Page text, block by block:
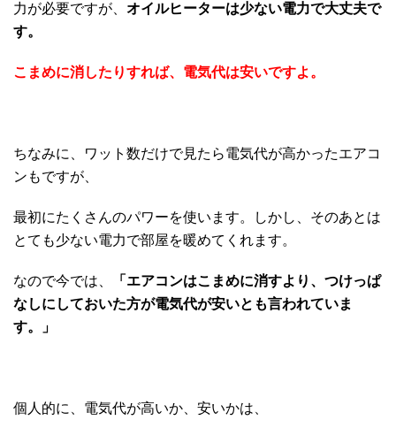
力が必要ですが、 オイルヒーターは少ない電力で大丈夫で
す。
こまめに消したりすれば、電気代は安いですよ。
ちなみに、ワット数だけで見たら電気代が高かったエアコ
ンもですが、
最初にたくさんのパワーを使います。しかし、そのあとは
とても少ない電力で部屋を暖めてくれます。
なので今では、 「 エアコンはこまめに消すより、つけっぱ
なしにしておいた方が電気代が安いとも言われていま
す。」
個人的に、電気代が高いか、安いかは、